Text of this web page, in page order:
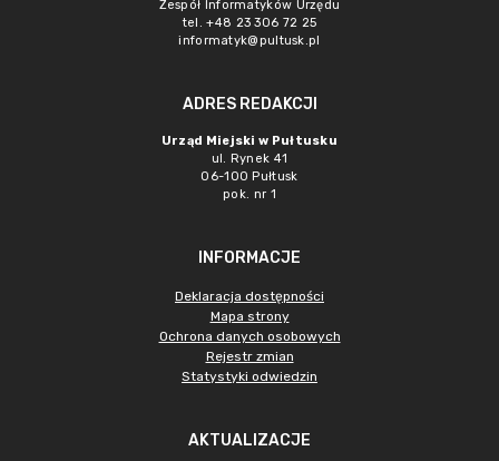
Zespół Informatyków Urzędu
tel. +48 23 306 72 25
informatyk@pultusk.pl
ADRES REDAKCJI
Urząd Miejski w Pułtusku
ul. Rynek 41
06-100 Pułtusk
pok. nr 1
INFORMACJE
Deklaracja dostępności
Mapa strony
Ochrona danych osobowych
Rejestr zmian
Statystyki odwiedzin
AKTUALIZACJE